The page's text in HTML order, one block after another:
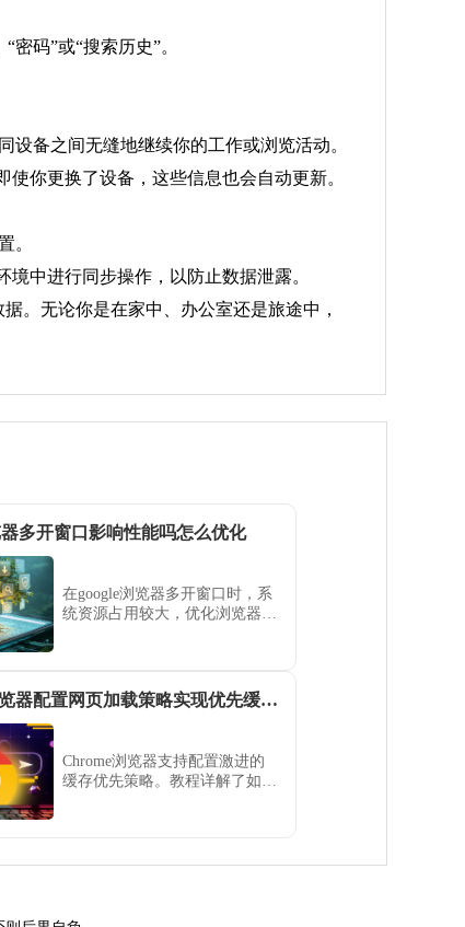
码”或“搜索历史”。
备之间无缝地继续你的工作或浏览活动。
你更换了设备，这些信息也会自动更新。
。
中进行同步操作，以防止数据泄露。
。无论你是在家中、办公室还是旅途中，
器多开窗口影响性能吗怎么优化
在google浏览器多开窗口时，系
统资源占用较大，优化浏览器设
Chrome浏览器配置网页加载策略实现优先缓存加载体验教程
Chrome浏览器支持配置激进的
缓存优先策略。教程详解了如何